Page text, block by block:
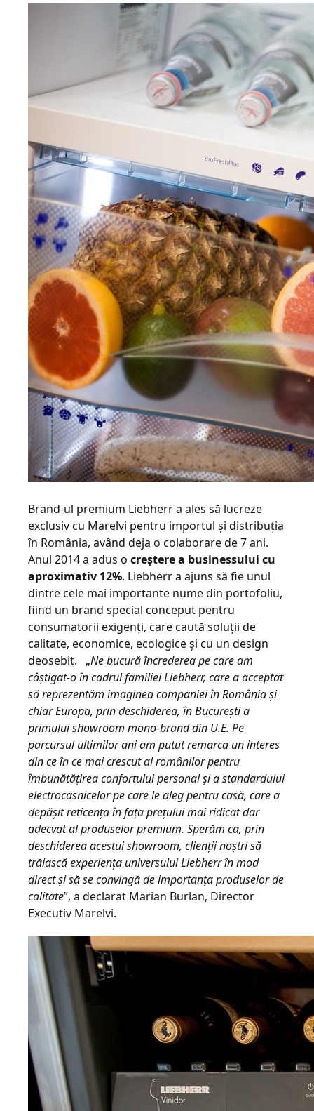
Brand-ul premium Liebherr a ales să lucreze
exclusiv cu Marelvi pentru importul și distribuția
în România, având deja o colaborare de 7 ani.
Anul 2014 a adus o creștere a businessului cu
aproximativ 12%. Liebherr a ajuns să fie unul
dintre cele mai importante nume din portofoliu,
fiind un brand special conceput pentru
consumatorii exigenți, care caută soluții de
calitate, economice, ecologice și cu un design
deosebit. „Ne bucură încrederea pe care am
câștigat-o în cadrul familiei Liebherr, care a acceptat
să reprezentăm imaginea companiei în România și
chiar Europa, prin deschiderea, în București a
primului showroom mono-brand din U.E. Pe
parcursul ultimilor ani am putut remarca un interes
din ce în ce mai crescut al românilor pentru
îmbunătățirea confortului personal și a standardului
electrocasnicelor pe care le aleg pentru casă, care a
depășit reticența în fața prețului mai ridicat dar
adecvat al produselor premium. Sperăm ca, prin
deschiderea acestui showroom, clienții noștri să
trăiască experiența universului Liebherr în mod
direct și să se convingă de importanța produselor de
calitate”, a declarat Marian Burlan, Director
Executiv Marelvi.